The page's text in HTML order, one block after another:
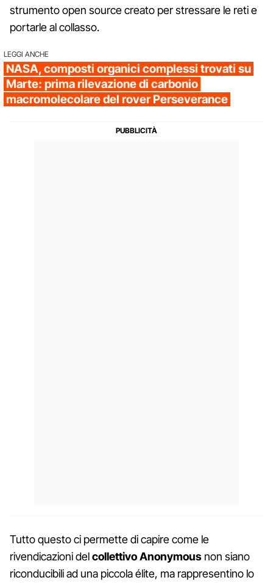
strumento open source creato per stressare le reti e
portarle al collasso.
LEGGI ANCHE
NASA, composti organici complessi trovati su
Marte: prima rilevazione di carbonio
macromolecolare del rover Perseverance
Tutto questo ci permette di capire come le
rivendicazioni delcollettivo Anonymous non siano
riconducibili ad una piccola élite, ma rappresentino lo